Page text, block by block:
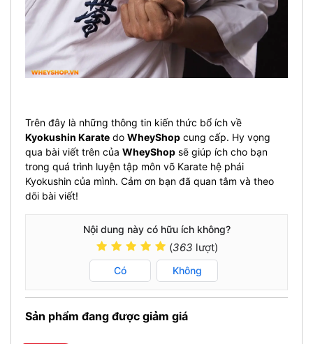
Trên đây là những thông tin kiến thức bổ ích về
Kyokushin Karate do WheyShop cung cấp. Hy vọng
qua bài viết trên của WheyShop sẽ giúp ích cho bạn
trong quá trình luyện tập môn võ Karate hệ phái
Kyokushin của mình. Cảm ơn bạn đã quan tâm và theo
dõi bài viết!
Nội dung này có hữu ích không?
(363 lượt)
Có Không
Sản phẩm đang được giảm giá